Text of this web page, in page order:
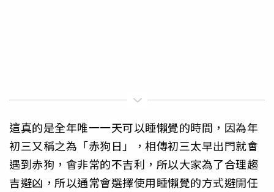
這真的是全年唯一一天可以睡懶覺的時間，因為年
初三又稱之為「赤狗日」，相傳初三太早出門就會
遇到赤狗，會非常的不吉利，所以大家為了合理趨
吉避凶，所以通常會選擇使用睡懶覺的方式避開任